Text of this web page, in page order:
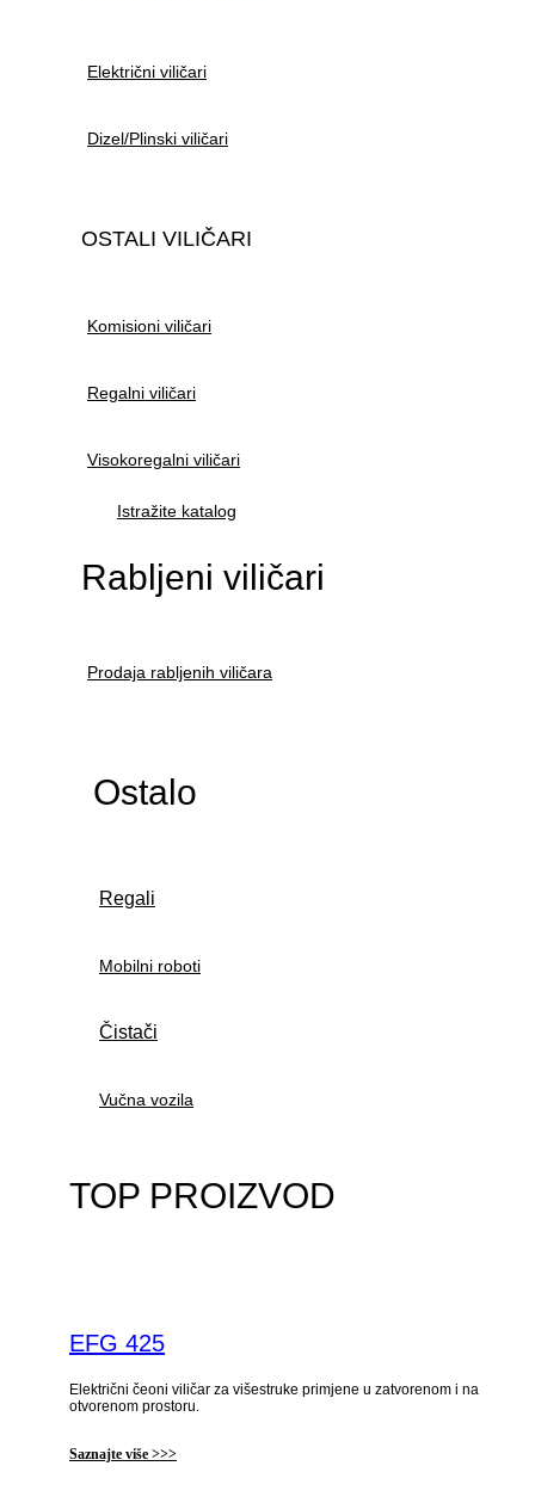
Električni viličari
Dizel/Plinski viličari
OSTALI VILIČARI
Komisioni viličari
Regalni viličari
Visokoregalni viličari
Istražite katalog
Rabljeni viličari
Prodaja rabljenih viličara
Ostalo
Regali
Mobilni roboti
Čistači
Vučna vozila
TOP PROIZVOD
EFG 425
Električni čeoni viličar za višestruke primjene u zatvorenom i na
otvorenom prostoru.
Saznajte više >>>